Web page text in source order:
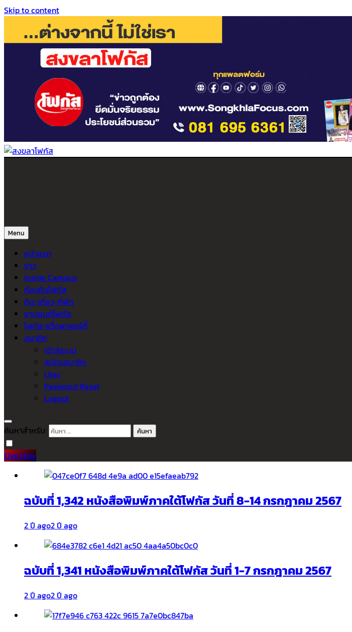
Skip to content
Menu
หน้าแรก
ข่าว
Inside Campus
ท้องถิ่นโฟกัส
กิน-เที่ยว-ที่พัก
ยานยนต์โฟกัส
โฟกัส พร็อพเพอร์ตี้
สมาชิก
เข้าสู่ระบบ
สมัครสมาชิก
User
Password Reset
Logout
ค้นหาสำหรับ:
Live Now
ฉบับที่ 1,342 หนังสือพิมพ์ภาคใต้โฟกัส วันที่ 8-14 กรกฎาคม 2567
2 ปี ago2 ปี ago
ฉบับที่ 1,341 หนังสือพิมพ์ภาคใต้โฟกัส วันที่ 1-7 กรกฎาคม 2567
2 ปี ago2 ปี ago